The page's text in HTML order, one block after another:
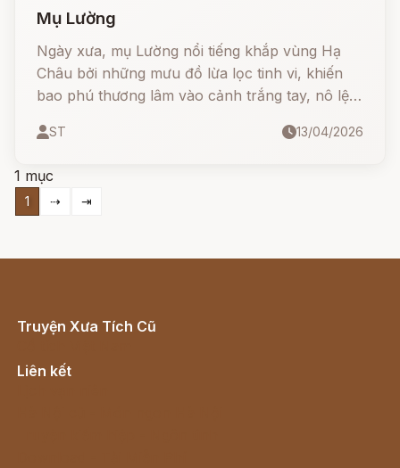
Mụ Lường
Ngày xưa, mụ Lường nổi tiếng khắp vùng Hạ
Châu bởi những mưu đồ lừa lọc tinh vi, khiến
bao phú thương lâm vào cảnh trắng tay, nô lệ.
mưu trí và tình yêu sâu sắc của một người vợ
ST 13/04/2026
1 mục
1 ⇢ ⇥
Truyện Xưa Tích Cũ
Liên kết